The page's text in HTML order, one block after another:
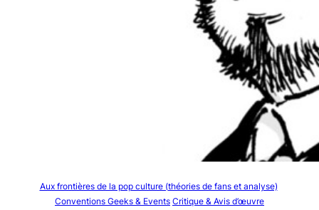
Aux frontières de la pop culture (théories de fans et analyse)
Conventions Geeks & Events Critique & Avis d’œuvre